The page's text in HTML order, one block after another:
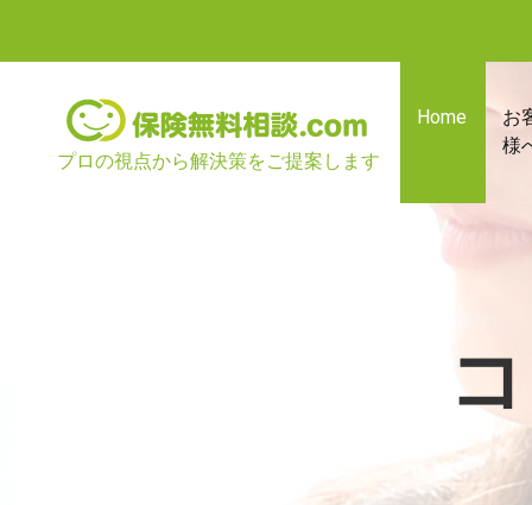
プロの視点から解決策をご提案します
Home
お
様